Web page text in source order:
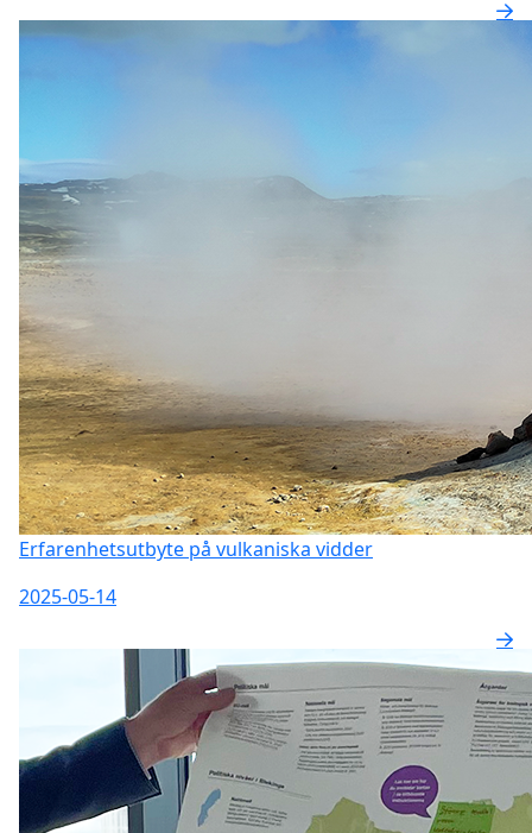
Erfarenhetsutbyte på vulkaniska vidder
2025-05-14